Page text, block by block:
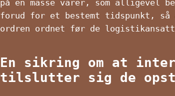
på en masse varer, som alligevel
forud for et bestemt tidspunkt, så
ordren ordnet før de
En sikring om at
tilslutter sig de